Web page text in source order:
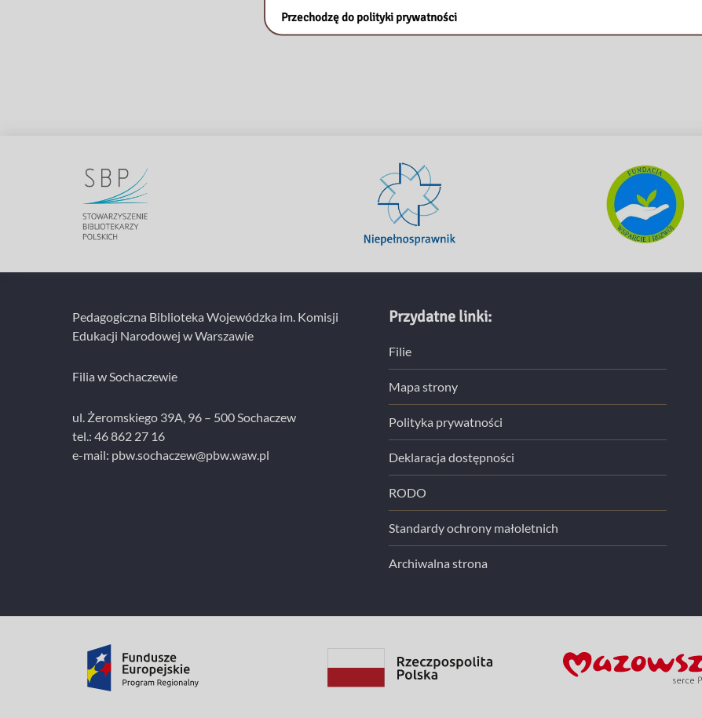
Pedagogiczna Biblioteka Wojewódzka im. Komisji
Edukacji Narodowej w Warszawie
Filia w Sochaczewie
ul. Żeromskiego 39A, 96 – 500 Sochaczew
tel.: 46 862 27 16
e-mail: pbw.sochaczew@pbw.waw.pl
Przydatne linki:
Filie
Mapa strony
Polityka prywatności
Deklaracja dostępności
RODO
Standardy ochrony małoletnich
Archiwalna strona
Przechodzę do polityki prywatności